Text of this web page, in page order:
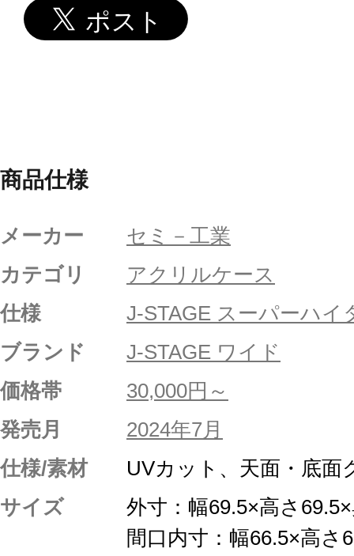
商品仕様
メーカー
セミ－工業
カテゴリ
アクリルケース
仕様
J-STAGE スーパーハイ
ブランド
J-STAGE ワイド
価格帯
30,000円～
発売月
2024年7月
仕様/素材
UVカット、天面・底面
サイズ
外寸：幅69.5×高さ
間口内寸：幅66.5×高さ